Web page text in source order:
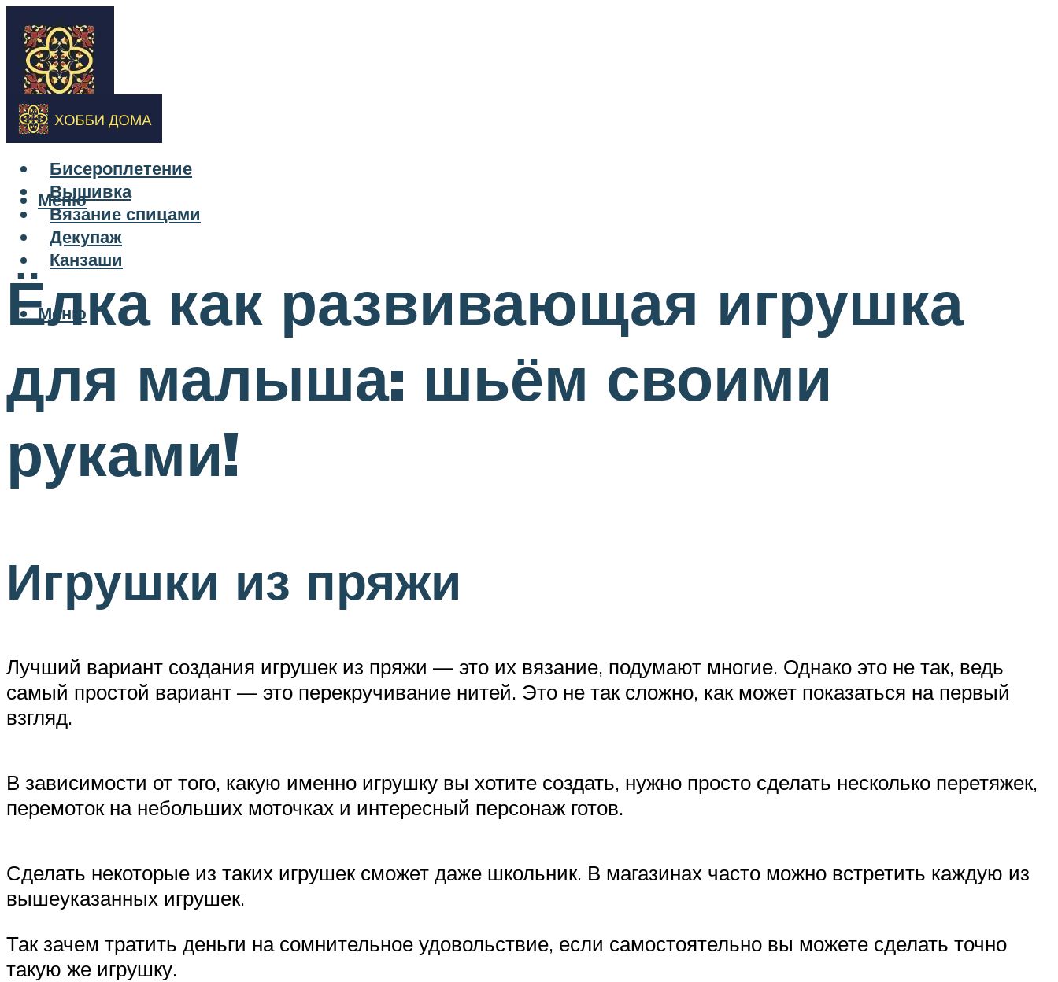
Бисероплетение
Вышивка
Вязание спицами
Декупаж
Канзаши
Меню
Меню
Ёлка как развивающая игрушка
для малыша: шьём своими
руками!
Игрушки из пряжи
Лучший вариант создания игрушек из пряжи — это их вязание, подумают многие. Однако это не так, ведь
самый простой вариант — это перекручивание нитей. Это не так сложно, как может показаться на первый
взгляд.
В зависимости от того, какую именно игрушку вы хотите создать, нужно просто сделать несколько перетяжек,
перемоток на небольших моточках и интересный персонаж готов.
Сделать некоторые из таких игрушек сможет даже школьник. В магазинах часто можно встретить каждую из
вышеуказанных игрушек.
Так зачем тратить деньги на сомнительное удовольствие, если самостоятельно вы можете сделать точно
такую же игрушку.